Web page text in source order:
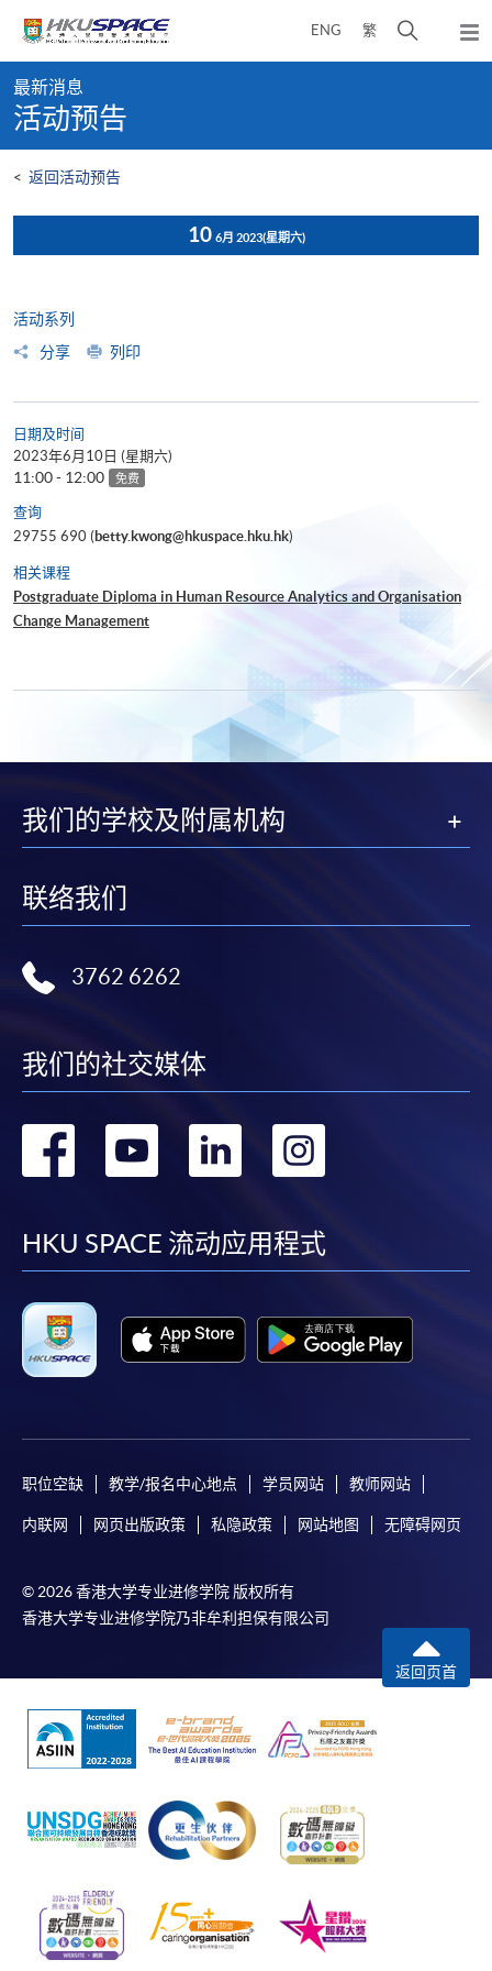
content
ENG 繁
开
弹
出
content
start
最新消息
活动预告
< 返回活动预告
10 6月 2023(星期六)
活动系列
分享
列印
日期及时间
2023年6月10日 (星期六)
11:00 - 12:00 免费
查询
29755 690 (betty.kwong@hkuspace.hku.hk)
相关课程
Postgraduate Diploma in Human Resource Analytics and Organisation
Change Management
我们的学校及附属机构
联络我们
3762 6262
我们的社交媒体
转
facebook
转
youtube
转
linkedin
HKU SPACE 流动应用程式
职位空缺 教学/报名中心地点 学员网站 教师网站
内联网 网页出版政策 私隐政策 网站地图 无障碍网页
© 2026 香港大学专业进修学院 版权所有
香港大学专业进修学院乃非牟利担保有限公司
返回页首